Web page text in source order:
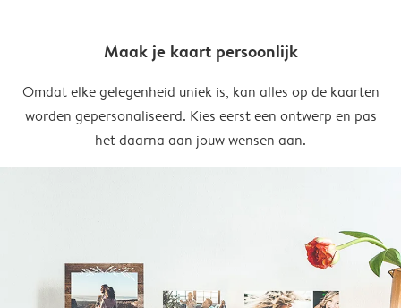
Maak je kaart persoonlijk
Omdat elke gelegenheid uniek is, kan alles op de kaarten
worden gepersonaliseerd. Kies eerst een ontwerp en pas
het daarna aan jouw wensen aan.